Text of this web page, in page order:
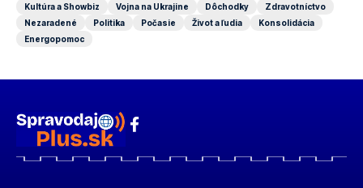
Kultúra a Showbiz
Vojna na Ukrajine Dôchodky
Zdravotníctvo
Nezaradené
Politika Počasie Život a ľudia
Konsolidácia
Energopomoc